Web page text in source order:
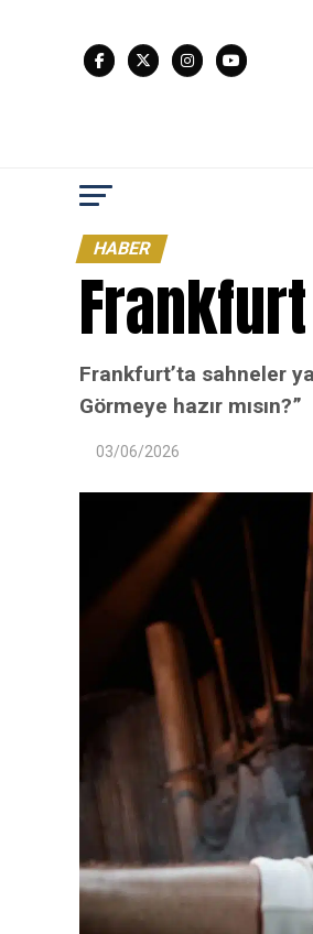
HABER
Frankfurt’ta sahneler
Görmeye hazır mısın?”
03/06/2026